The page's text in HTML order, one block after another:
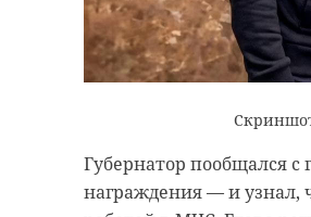
Губернатор пообщался
награждения — и узнал,